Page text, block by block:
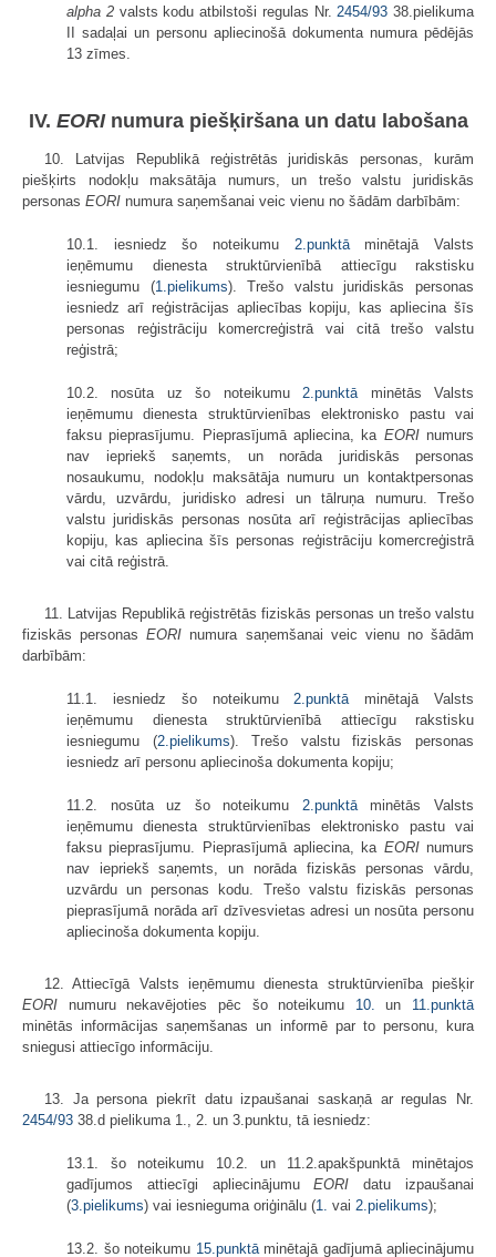
alpha 2valsts kodu atbilstoši regulas Nr. 2454/93 38.pielikuma
II sadaļai un personu apliecinošā dokumenta numura pēdējās
13 zīmes.
IV. EORInumura piešķiršana un datu labošana
10. Latvijas Republikā reģistrētās juridiskās personas, kurām
piešķirts nodokļu maksātāja numurs, un trešo valstu juridiskās
personas EORI numura saņemšanai veic vienu no šādām darbībām:
10.1. iesniedz šo noteikumu 2.punktāminētajā Valsts
ieņēmumu dienesta struktūrvienībā attiecīgu rakstisku
iesniegumu (1.pielikums). Trešo valstu juridiskās personas
iesniedz arī reģistrācijas apliecības kopiju, kas apliecina šīs
personas reģistrāciju komercreģistrā vai citā trešo valstu
reģistrā;
10.2. nosūta uz šo noteikumu 2.punktā minētās Valsts
ieņēmumu dienesta struktūrvienības elektronisko pastu vai
faksu pieprasījumu. Pieprasījumā apliecina, ka EORInumurs
nav iepriekš saņemts, un norāda juridiskās personas
nosaukumu, nodokļu maksātāja numuru un kontaktpersonas
vārdu, uzvārdu, juridisko adresi un tālruņa numuru. Trešo
valstu juridiskās personas nosūta arī reģistrācijas apliecības
kopiju, kas apliecina šīs personas reģistrāciju komercreģistrā
vai citā reģistrā.
11. Latvijas Republikā reģistrētās fiziskās personas un trešo valstu
fiziskās personasEORI numura saņemšanai veic vienu no šādām
darbībām:
11.1. iesniedz šo noteikumu 2.punktā minētajā Valsts
ieņēmumu dienesta struktūrvienībā attiecīgu rakstisku
iesniegumu (2.pielikums). Trešo valstu fiziskās personas
iesniedz arī personu apliecinoša dokumenta kopiju;
11.2. nosūta uz šo noteikumu 2.punktāminētās Valsts
ieņēmumu dienesta struktūrvienības elektronisko pastu vai
faksu pieprasījumu. Pieprasījumā apliecina, ka EORInumurs
nav iepriekš saņemts, un norāda fiziskās personas vārdu,
uzvārdu un personas kodu. Trešo valstu fiziskās personas
pieprasījumā norāda arī dzīvesvietas adresi un nosūta personu
apliecinoša dokumenta kopiju.
12. Attiecīgā Valsts ieņēmumu dienesta struktūrvienība piešķir
EORI numuru nekavējoties pēc šo noteikumu 10.un 11.punktā
minētās informācijas saņemšanas un informē par to personu, kura
sniegusi attiecīgo informāciju.
13. Ja persona piekrīt datu izpaušanai saskaņā ar regulas Nr.
2454/93 38.d pielikuma 1., 2. un 3.punktu, tā iesniedz:
13.1. šo noteikumu 10.2. un 11.2.apakšpunktā minētajos
gadījumos attiecīgi apliecinājumuEORI datu izpaušanai
(3.pielikums) vai iesnieguma oriģinālu (1. vai 2.pielikums);
13.2. šo noteikumu 15.punktāminētajā gadījumā apliecinājumu